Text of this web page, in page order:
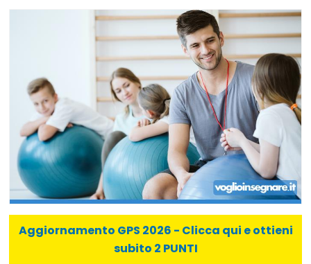
Aggiornamento GPS 2026 - Clicca qui e ottieni
subito 2 PUNTI